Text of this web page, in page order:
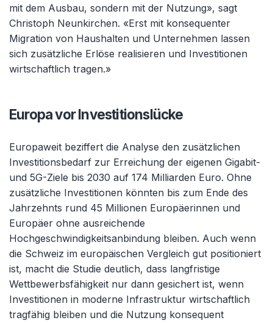
mit dem Ausbau, sondern mit der Nutzung», sagt
Christoph Neunkirchen. «Erst mit konsequenter
Migration von Haushalten und Unternehmen lassen
sich zusätzliche Erlöse realisieren und Investitionen
wirtschaftlich tragen.»
Europa vor Investitionslücke
Europaweit beziffert die Analyse den zusätzlichen
Investitionsbedarf zur Erreichung der eigenen Gigabit-
und 5G-Ziele bis 2030 auf 174 Milliarden Euro. Ohne
zusätzliche Investitionen könnten bis zum Ende des
Jahrzehnts rund 45 Millionen Europäerinnen und
Europäer ohne ausreichende
Hochgeschwindigkeitsanbindung bleiben. Auch wenn
die Schweiz im europäischen Vergleich gut positioniert
ist, macht die Studie deutlich, dass langfristige
Wettbewerbsfähigkeit nur dann gesichert ist, wenn
Investitionen in moderne Infrastruktur wirtschaftlich
tragfähig bleiben und die Nutzung konsequent